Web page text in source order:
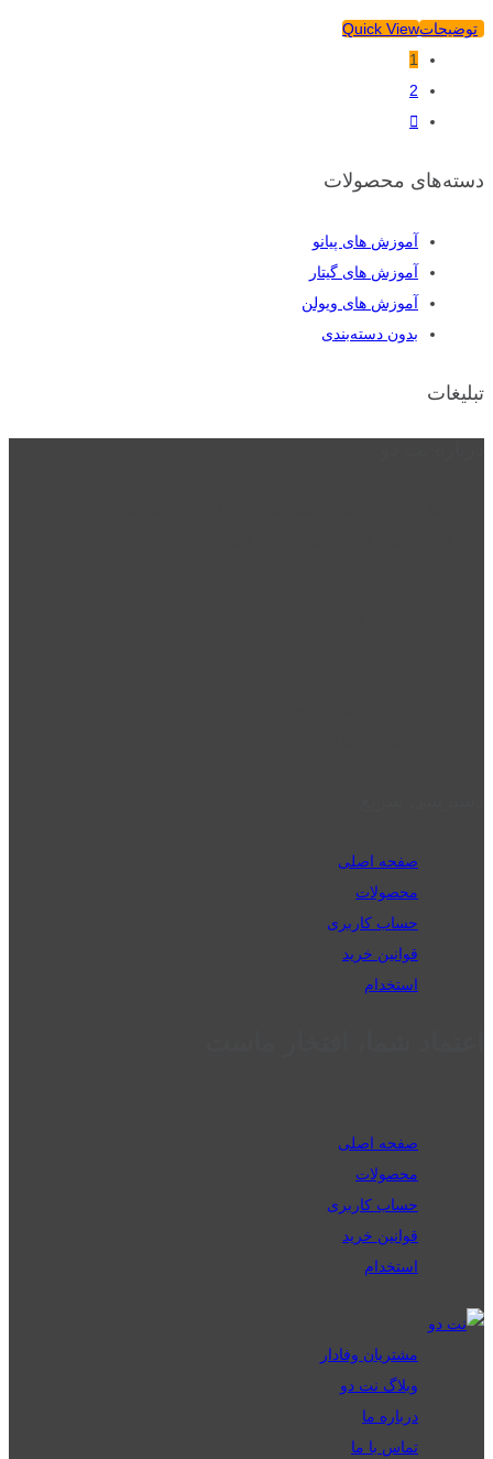
توضیحاتQuick View
1
2
دسته‌های محصولات
آموزش های پیانو
آموزش های گیتار
آموزش های ویولن
بدون دسته‌بندی
تبلیغات
صفحه اصلی
محصولات
حساب کاربری
قوانین خرید
استخدام
صفحه اصلی
محصولات
حساب کاربری
قوانین خرید
استخدام
مشتریان وفادار
وبلاگ نت دو
درباره ما
تماس با ما